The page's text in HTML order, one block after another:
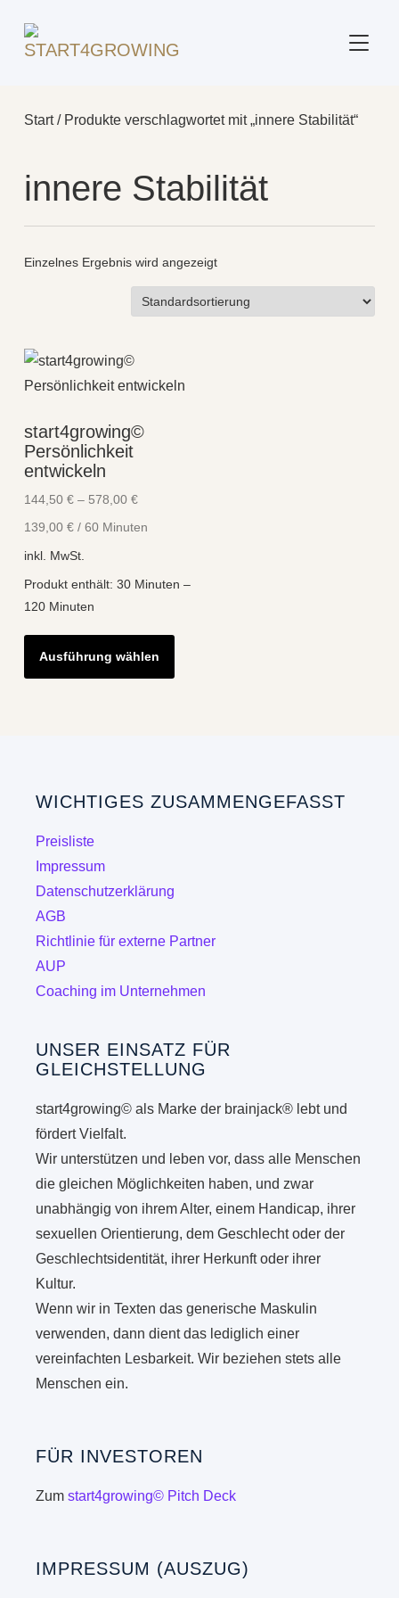
Start/ Produkte verschlagwortet mit „innere Stabilität“
innere Stabilität
Einzelnes Ergebnis wird angezeigt
start4growing©
Persönlichkeit
entwickeln
144,50 €– 578,00 €
139,00 €/ 60 Minuten
inkl. MwSt.
Produkt enthält: 30 Minuten –
120 Minuten
Ausführung wählen
Dieses
weist
Optionen
gewählt
WICHTIGES ZUSAMMENGEFASST
Preisliste
Impressum
Datenschutzerklärung
AGB
Richtlinie für externe Partner
AUP
Coaching im Unternehmen
UNSER EINSATZ FÜR
GLEICHSTELLUNG
start4growing© als Marke der brainjack® lebt und
fördert Vielfalt.
Wir unterstützen und leben vor, dass alle Menschen
die gleichen Möglichkeiten haben, und zwar
unabhängig von ihrem Alter, einem Handicap, ihrer
sexuellen Orientierung, dem Geschlecht oder der
Geschlechtsidentität, ihrer Herkunft oder ihrer
Kultur.
Wenn wir in Texten das generische Maskulin
verwenden, dann dient das lediglich einer
vereinfachten Lesbarkeit. Wir beziehen stets alle
Menschen ein.
FÜR INVESTOREN
Zumstart4growing© Pitch Deck
IMPRESSUM (AUSZUG)